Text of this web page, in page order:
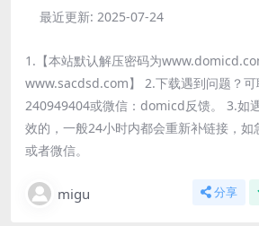
最近更新: 2025-07-24
1.【本站默认解压密码为
www.sacdsd.com】 2.下载遇到问题？可
240949404或微信：domicd反馈。 3.如
效的，一般24小时内都会重新补链接，如
或者微信。
migu 分享